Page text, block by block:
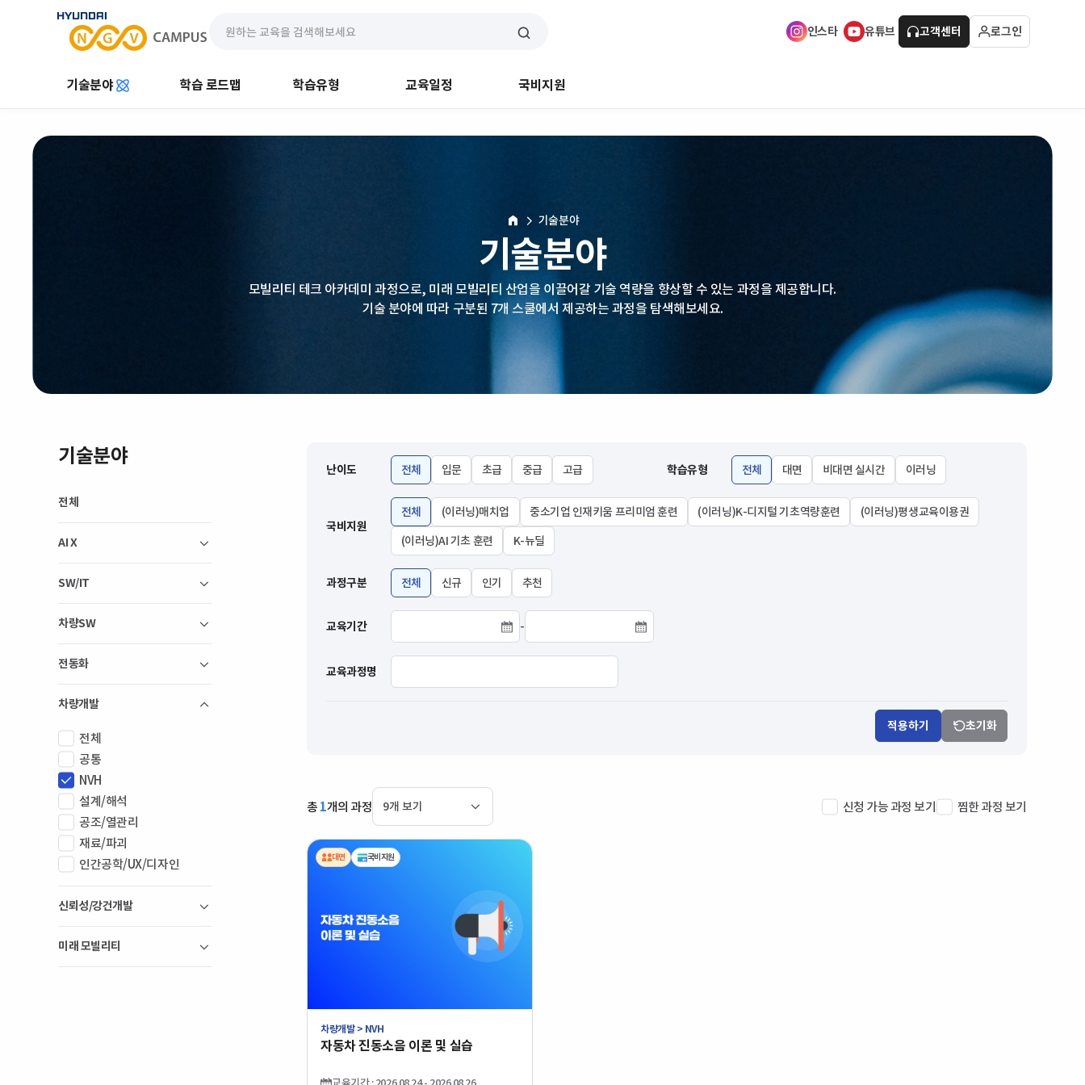
인스타 유튜브 고객센터 로그인
기술분야 학습 로드맵 학습유형 교육일정 국비지원
HOME 기술분야
기술분야
모빌리티 테크 아카데미 과정으로, 미래 모빌리티 산업을 이끌어갈 기술 역량을 향상할 수 있는 과정을 제공합니다.
기술 분야에 따라 구분된 7개 스쿨에서 제공하는 과정을 탐색해보세요.
기술분야
전체
AI X
SW/IT
차량SW
전동화
차량개발
전체
공통
NVH
설계/해석
공조/열관리
재료/파괴
인간공학/UX/디자인
신뢰성/강건개발
미래 모빌리티
난이도 전체 입문 초급 중급 고급 학습유형 전체 대면 비대면 실시간 이러닝
국비지원
전체 (이러닝)매치업 중소기업 인재키움 프리미엄 훈련 (이러닝)K-디지털 기초역량훈련
(이러닝)평생교육이용권
(이러닝)AI 기초 훈련
K-뉴딜
과정구분 전체 신규 인기 추천
교육기간 -
교육과정명
적용하기 초기화
총 1개의 과정 신청 가능 과정 보기 찜한 과정 보기
대면 국비지원
난이도
중급
학습유형 대면
국비지원
차량개발 > NVH
자동차 진동소음 이론 및 실습